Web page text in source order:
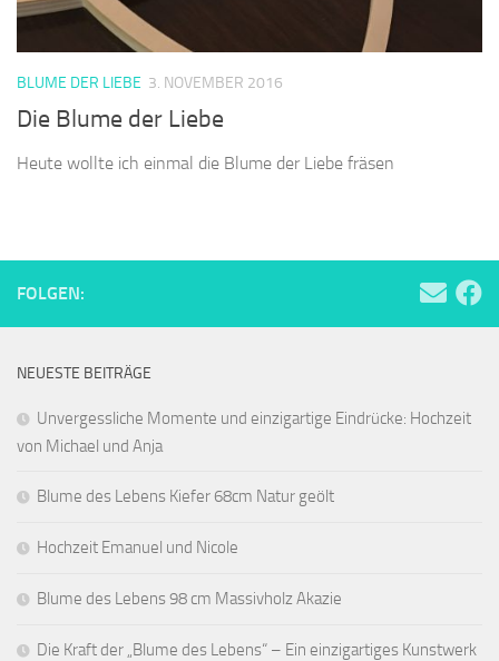
BLUME DER LIEBE 3. NOVEMBER 2016
Die Blume der Liebe
Heute wollte ich einmal die Blume der Liebe fräsen
FOLGEN:
NEUESTE BEITRÄGE
Unvergessliche Momente und einzigartige Eindrücke: Hochzeit
von Michael und Anja
Blume des Lebens Kiefer 68cm Natur geölt
Hochzeit Emanuel und Nicole
Blume des Lebens 98 cm Massivholz Akazie
Die Kraft der „Blume des Lebens“ – Ein einzigartiges Kunstwerk